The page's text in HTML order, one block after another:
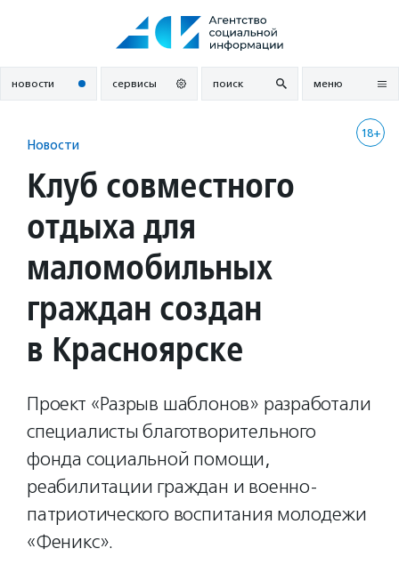
новости сервисы поиск меню
18+
Новости
Клуб совместного
отдыха для
маломобильных
граждан создан
в Красноярске
Проект «Разрыв шаблонов» разработали
специалисты благотворительного
фонда социальной помощи,
реабилитации граждан и военно-
патриотического воспитания молодежи
«Феникс».